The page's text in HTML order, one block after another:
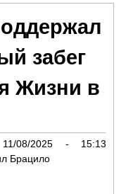
забег
Жизни в
08/2025 - 15:13
Брацило